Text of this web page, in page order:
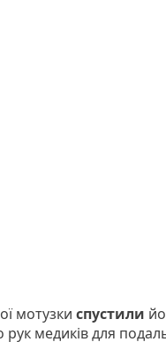
мотузки спустили
медиків для